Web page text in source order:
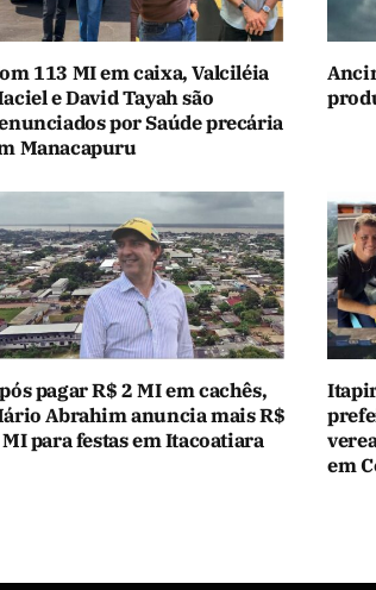
113 MI em caixa, Valciléia
e David Tayah são
por Saúde precária
Manacapuru
pagar R$ 2 MI em cachês,
Abrahim anuncia mais R$
para festas em Itacoatiara
em